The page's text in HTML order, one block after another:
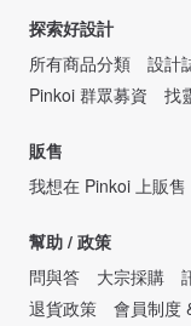
探索好設計
所有商品分類
設計
Pinkoi 群眾募資
找
販售
我想在 Pinkoi 上販售
幫助 / 政策
問與答
大宗採購
退貨政策
會員制度